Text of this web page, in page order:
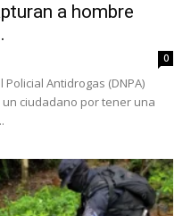
a hombre
0
Antidrogas (DNPA)
ciudadano por tener una